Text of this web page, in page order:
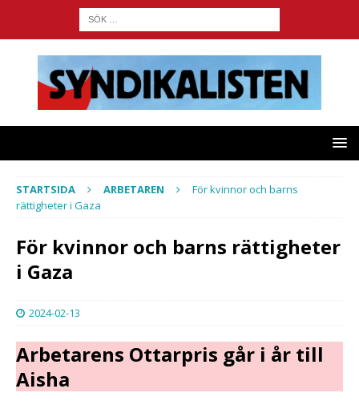
STARTSIDA ARBETAREN
För kvinnor och barns
rättigheter i Gaza
För kvinnor och barns rättigheter
i Gaza
2024-02-13
Arbetarens Ottarpris går i år till
Aisha